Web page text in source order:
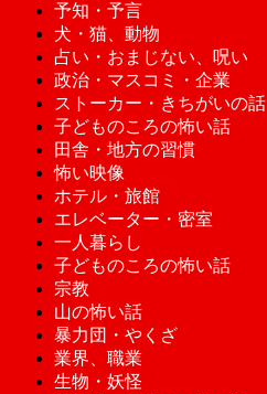
予知・予言
犬・猫、動物
占い・おまじない、呪い
政治・マスコミ・企業
ストーカー・きちがいの話
子どものころの怖い話
田舎・地方の習慣
怖い映像
ホテル・旅館
エレベーター・密室
一人暮らし
子どものころの怖い話
宗教
山の怖い話
暴力団・やくざ
業界、職業
生物・妖怪